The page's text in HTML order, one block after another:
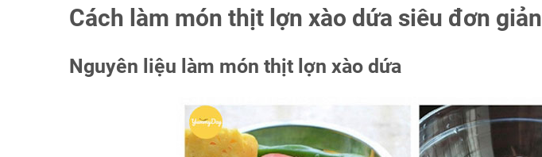
Cách làm món thịt lợn xào dứa siêu đơn giản
Nguyên liệu làm món thịt lợn xào dứa